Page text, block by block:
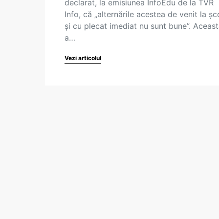
declarat, la emisiunea InfoEdu de la TVR
Info, că „alternările acestea de venit la
și cu plecat imediat nu sunt bune”.
a…
Vezi articolul